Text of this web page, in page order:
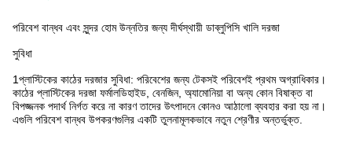
পরিবেশ বান্ধব এবং সুন্দর হোম উন্নতির জন্য দীর্ঘস্থায়ী ডাব্লুপিসি খালি দরজা
সুবিধা
1প্লাস্টিকের কাঠের দরজার সুবিধা: পরিবেশের জন্য টেকসই পরিবেশই প্রথম অগ্রাধিকার।
কাঠের প্লাস্টিকের দরজা ফর্মালডিহাইড, বেনজিন, অ্যামোনিয়া বা অন্য কোন বিষাক্ত বা
বিপজ্জনক পদার্থ নির্গত করে না কারণ তাদের উৎপাদনে কোনও আঠালো ব্যবহার করা হয় না।
এগুলি পরিবেশ বান্ধব উপকরণগুলির একটি তুলনামূলকভাবে নতুন শ্রেণীর অন্তর্ভুক্ত.